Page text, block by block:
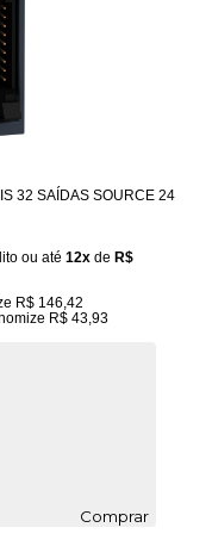
32 SAÍDAS SOURCE 24
ou até12x deR$
R$ 146,42
R$ 43,93
Comprar